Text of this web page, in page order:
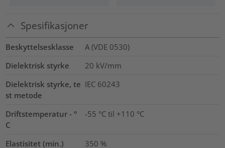
Spesifikasjoner
Beskyttelsesklasse
A (VDE 0530)
Dielektrisk styrke
20 kV/mm
Dielektrisk styrke, te
st metode
IEC 60243
Driftstemperatur - °
C
-55 °C til +110 °C
Elastisitet (min.) 350 %